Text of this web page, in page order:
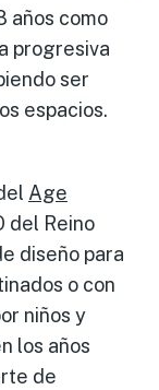
años como
progresiva
ser
espacios.
Age
del Reino
diseño para
o con
niños y
los años
de